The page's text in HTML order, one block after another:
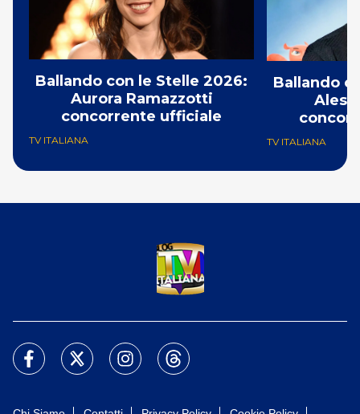
Ballando con le Stelle 2026:
Aurora Ramazzotti
concorrente ufficiale
TV ITALIANA
Ballando
TV ITALIANA